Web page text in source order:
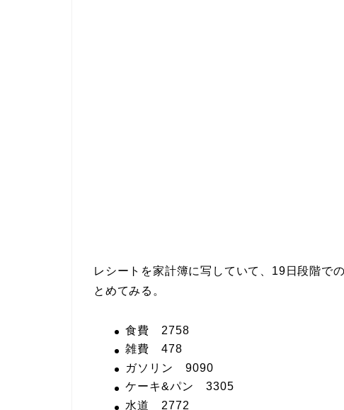
レシートを家計簿に写していて、19日段階で
とめてみる。
食費 2758
雑費 478
ガソリン 9090
ケーキ&パン 3305
水道 2772